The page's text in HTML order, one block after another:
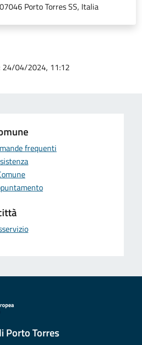
Porto Torres SS, Italia
24/04/2024, 11:12
frequenti
Porto Torres